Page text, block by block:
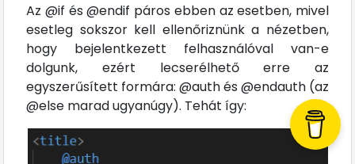
Az @if és @endif páros ebben az esetben, mivel
esetleg sokszor kell ellenőriznünk a nézetben,
hogy bejelentkezett felhasználóval van-e
dolgunk, ezért lecserélhető erre az
egyszerűsített formára: @auth és @endauth (az
@else marad ugyanúgy). Tehát így: